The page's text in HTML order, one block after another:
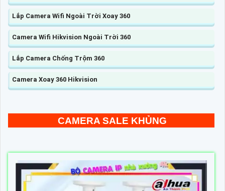
Lắp Camera Wifi Ngoài Trời Xoay 360
Camera Wifi Hikvision Ngoài Trời 360
Lắp Camera Chống Trộm 360
Camera Xoay 360 Hikvision
CAMERA SALE KHỦNG